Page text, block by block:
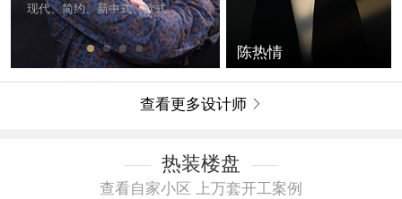
现代、简约、新中式、欧式
现代、简约、新中式、欧式、
陈热情
查看更多设计师 
热装楼盘
查看自家小区 上万套开工案例